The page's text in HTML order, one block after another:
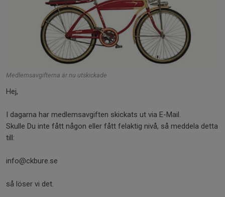
Medlemsavgifterna är nu utskickade
Hej,
I dagarna har medlemsavgiften skickats ut via E-Mail.
Skulle Du inte fått någon eller fått felaktig nivå, så meddela detta
till:
info@ckbure.se
så löser vi det.